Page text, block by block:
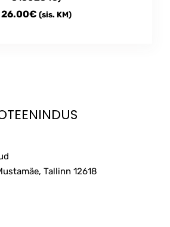
26.00€ (sis. KM)
Tallinn 12618